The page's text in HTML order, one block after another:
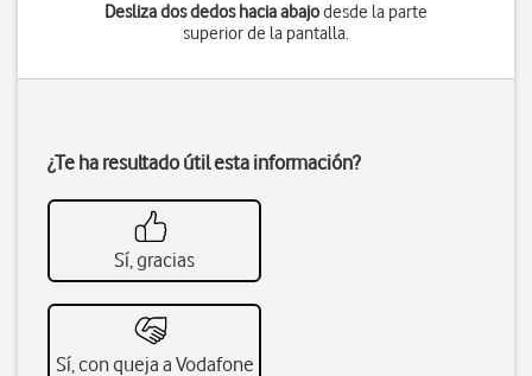
Desliza dos dedos hacia abajodesde la parte
superior de la pantalla.
¿Te ha resultado útil esta información?
Sí, gracias
Sí, con queja a Vodafone